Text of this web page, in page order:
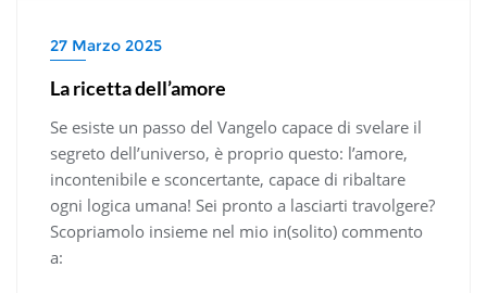
27 Marzo 2025
La ricetta dell’amore
Se esiste un passo del Vangelo capace di svelare il
segreto dell’universo, è proprio questo: l’amore,
incontenibile e sconcertante, capace di ribaltare
ogni logica umana! Sei pronto a lasciarti travolgere?
Scopriamolo insieme nel mio in(solito) commento
a: